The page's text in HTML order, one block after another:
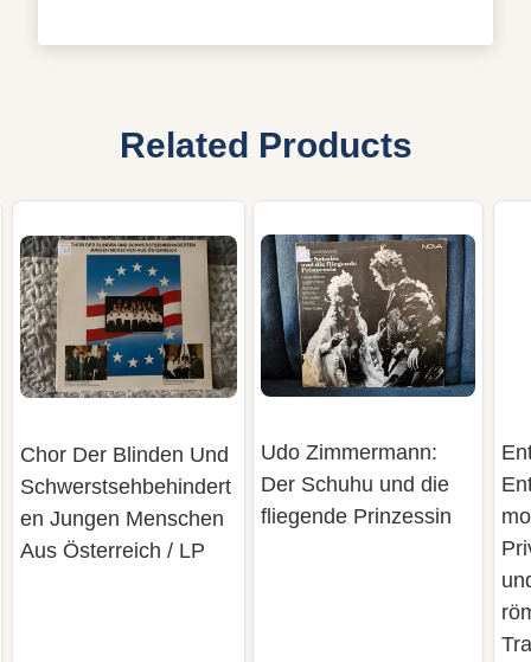
Related Products
Chor Der Blinden Und
Schwerstsehbehindert
en Jungen Menschen
Aus Österreich / LP
Udo Zimmermann:
Der Schuhu und die
fliegende Prinzessin